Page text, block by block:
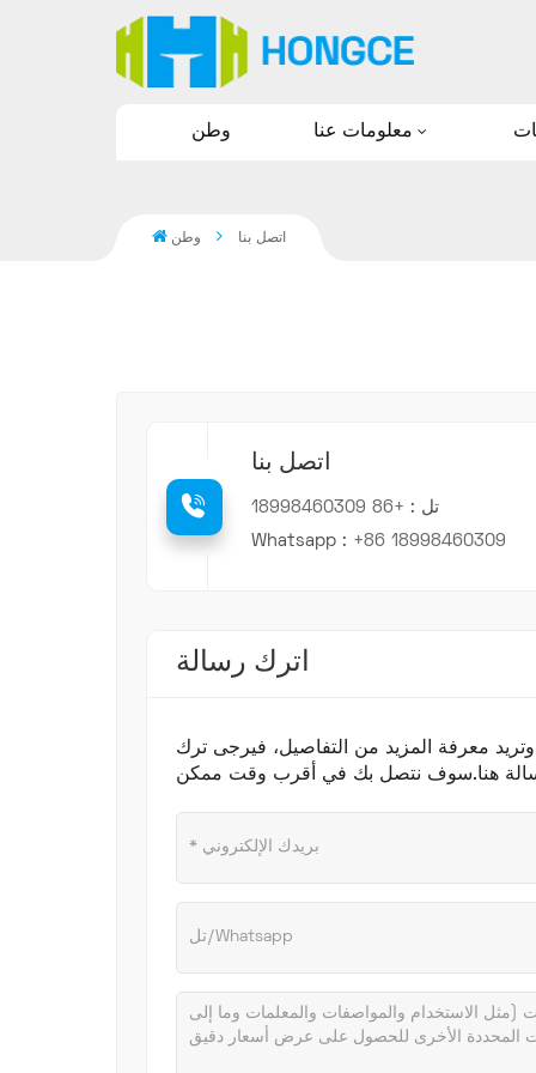
وطن معلومات عنا
وطن اتصل بنا
اتصل بنا
تل : +86 18998460309
Whatsapp : +86 18998460309
اترك رسالة
وتريد معرفة المزيد من التفاصيل، فيرجى ترك